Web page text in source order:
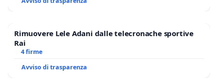
Rimuovere Lele Adani dalle telecronache sportive
Rai
4 firme
Avviso di trasparenza